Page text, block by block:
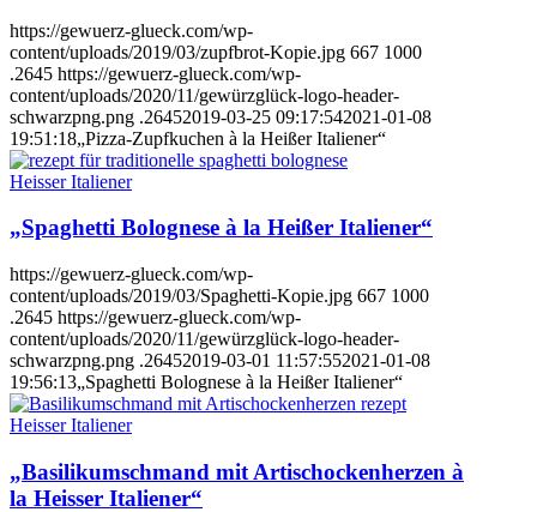
https://gewuerz-glueck.com/wp-
content/uploads/2019/03/zupfbrot-Kopie.jpg 667 1000
.2645 https://gewuerz-glueck.com/wp-
content/uploads/2020/11/gewürzglück-logo-header-
schwarzpng.png .26452019-03-25 09:17:542021-01-08
19:51:18„Pizza-Zupfkuchen à la Heißer Italiener“
Heisser Italiener
„Spaghetti Bolognese à la Heißer Italiener“
https://gewuerz-glueck.com/wp-
content/uploads/2019/03/Spaghetti-Kopie.jpg 667 1000
.2645 https://gewuerz-glueck.com/wp-
content/uploads/2020/11/gewürzglück-logo-header-
schwarzpng.png .26452019-03-01 11:57:552021-01-08
19:56:13„Spaghetti Bolognese à la Heißer Italiener“
Heisser Italiener
„Basilikumschmand mit Artischockenherzen à
la Heisser Italiener“